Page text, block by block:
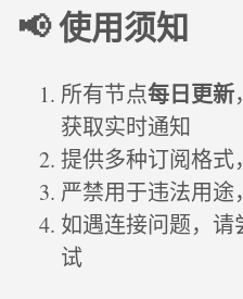
📢 使用须知
所有节点每日更新
获取实时通知
提供多种订阅格式
严禁用于违法用
如遇连接问题，
试